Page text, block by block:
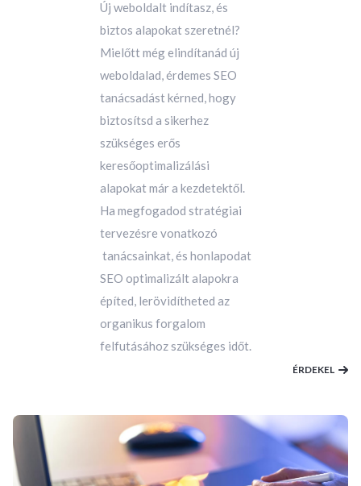
Új weboldalt indítasz, és
biztos alapokat szeretnél?
Mielőtt még elindítanád új
weboldalad, érdemes SEO
tanácsadást kérned, hogy
biztosítsd a sikerhez
szükséges erős
keresőoptimalizálási
alapokat már a kezdetektől.
Ha megfogadod stratégiai
tervezésre vonatkozó
tanácsainkat, és honlapodat
SEO optimalizált alapokra
építed, lerövidítheted az
organikus forgalom
felfutásához szükséges időt.
ÉRDEKEL